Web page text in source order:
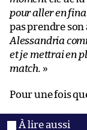
pour aller en
pas prendre son
Alessandria
et je mettrai en
match. »
Pour une fois